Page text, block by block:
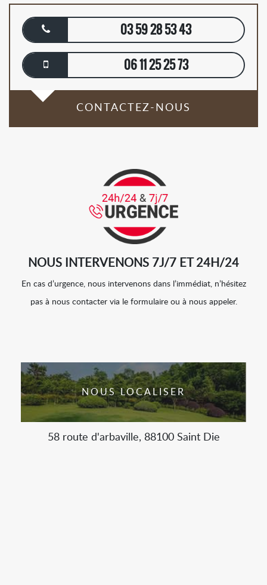
03 59 28 53 43
06 11 25 25 73
CONTACTEZ-NOUS
NOUS INTERVENONS 7J/7 ET 24H/24
En cas d’urgence, nous intervenons dans l’immédiat, n’hésitez
pas à nous contacter via le formulaire ou à nous appeler.
NOUS LOCALISER
58 route d'arbaville, 88100 Saint Die